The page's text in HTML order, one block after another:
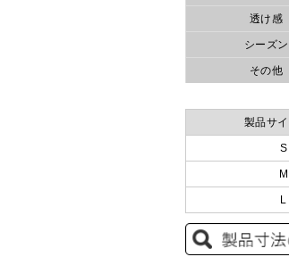
透け感
シーズン
その他
製品サ
S
M
L